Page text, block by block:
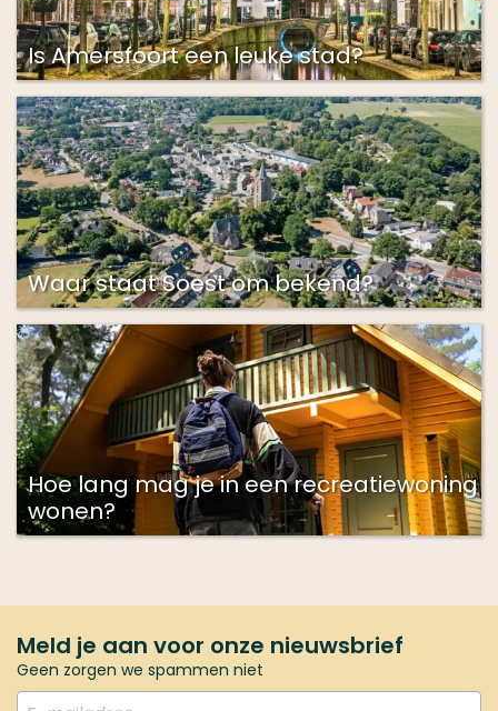
Is Amersfoort een leuke stad?
Waar staat Soest om bekend?
Hoe lang mag je in een recreatiewoning
wonen?
Meld je aan voor onze nieuwsbrief
Geen zorgen we spammen niet